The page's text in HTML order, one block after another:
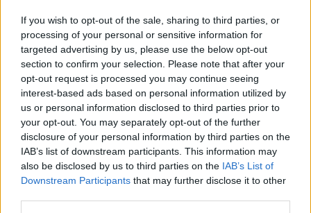
If you wish to opt-out of the sale, sharing to third parties, or
processing of your personal or sensitive information for
targeted advertising by us, please use the below opt-out
section to confirm your selection. Please note that after your
opt-out request is processed you may continue seeing
interest-based ads based on personal information utilized by
us or personal information disclosed to third parties prior to
your opt-out. You may separately opt-out of the further
disclosure of your personal information by third parties on the
IAB’s list of downstream participants. This information may
also be disclosed by us to third parties on the IAB’s List of
Downstream Participants that may further disclose it to other
Explora la productividad desde diferentes ángulos y su…
ECONOMÍA